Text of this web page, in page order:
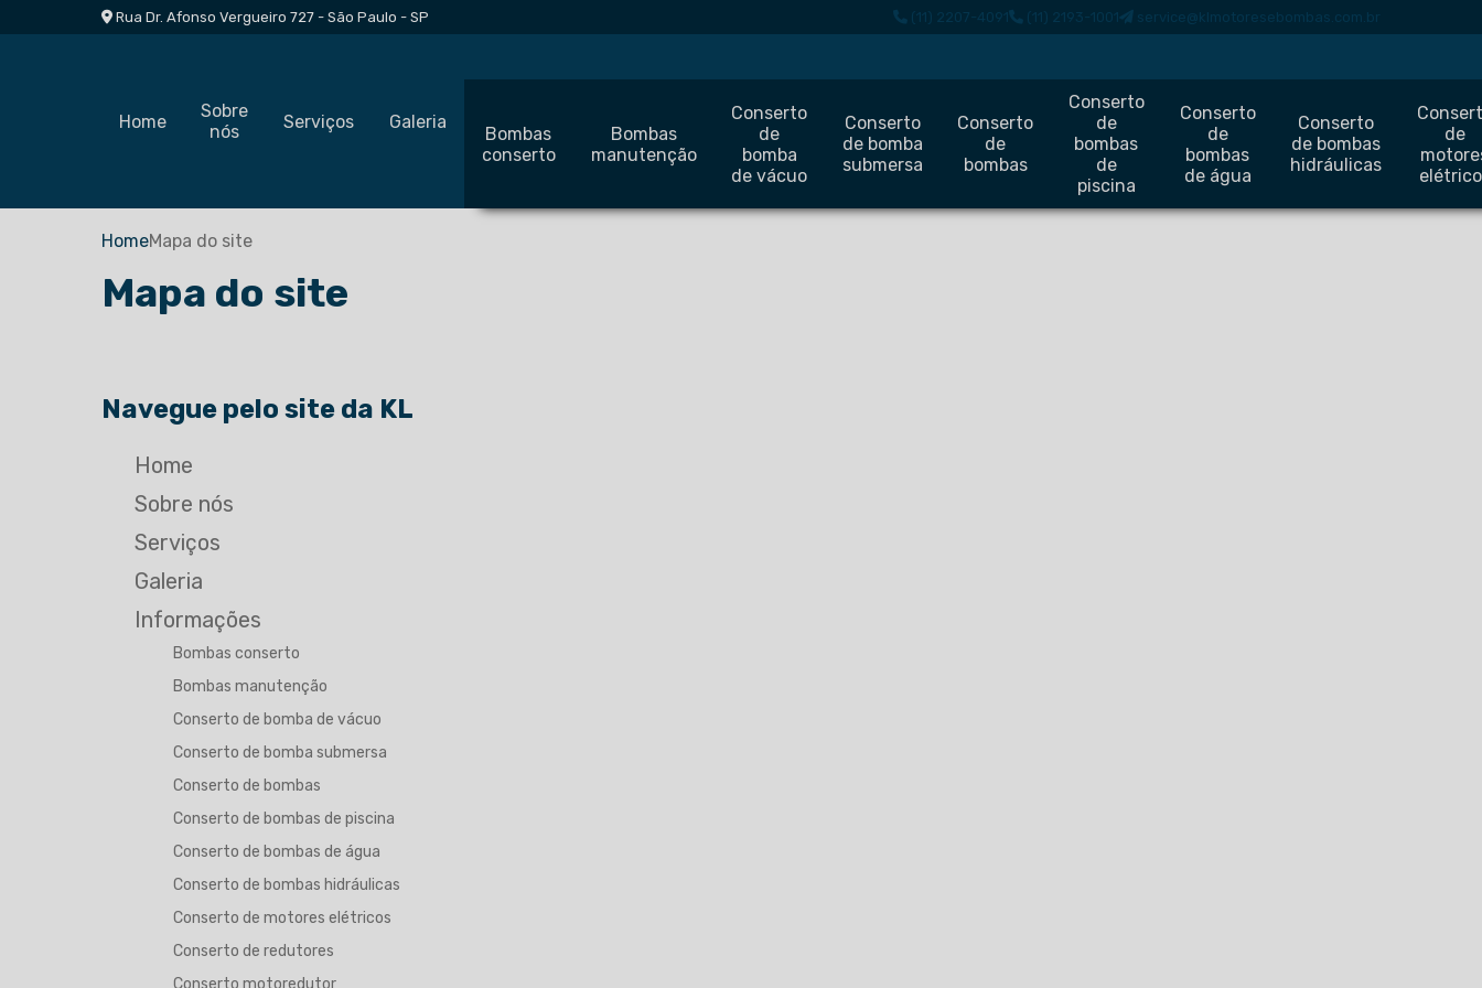
Rua Dr. Afonso Vergueiro 727 - São Paulo - SP (11) 2207-4091 (11) 2193-1001 service@klmotoresebombas.com.br
Home
Sobre
nós
Serviços Galeria
Bombas
conserto
Bombas
manutenção
Conserto
de
bomba
de vácuo
Conserto
de bomba
submersa
Conserto
de
bombas
Conserto
de
bombas
de
piscina
Conserto
de
bombas
de água
Conserto
de bombas
hidráulicas
de
HomeMapa do site
Mapa do site
Navegue pelo site da KL
Home
Sobre nós
Serviços
Galeria
Informações
Bombas conserto
Bombas manutenção
Conserto de bomba de vácuo
Conserto de bomba submersa
Conserto de bombas
Conserto de bombas de piscina
Conserto de bombas de água
Conserto de bombas hidráulicas
Conserto de motores elétricos
Conserto de redutores
Conserto motoredutor